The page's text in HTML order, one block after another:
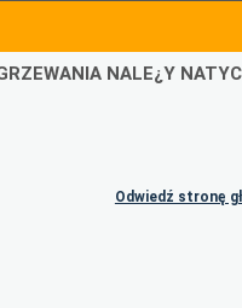
NALE¿Y
Odwiedź stronę